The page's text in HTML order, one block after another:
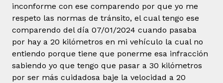
inconforme con ese comparendo por que yo me
respeto las normas de tránsito, el cual tengo ese
comparendo del día 07/01/2024 cuando pasaba
por hay a 20 kilómetros en mi vehículo la cual no
entiendo porque tiene que ponerme esa infracción
sabiendo yo que tengo que pasar a 30 kilómetros
por ser más cuidadosa baje la velocidad a 20